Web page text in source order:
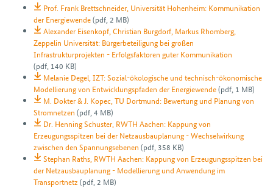
Prof. Frank Brettschneider, Universität Hohenheim: Kommunikation
der Energiewende(pdf, 2 MB)
Alexander Eisenkopf, Christian Burgdorf, Markus Rhomberg,
Zeppelin Universität: Bürgerbeteiligung bei großen
Infrastrukturprojekten - Erfolgsfaktoren guter Kommunikation
(pdf, 140 KB)
Melanie Degel, IZT: Sozial-ökologische und technisch-ökonomische
Modellierung von Entwicklungspfaden der Energiewende(pdf, 1 MB)
M. Dokter & J. Kopec, TU Dortmund: Bewertung und Planung von
Stromnetzen (pdf, 4 MB)
Dr. Henning Schuster, RWTH Aachen: Kappung von
Erzeugungsspitzen bei der Netzausbauplanung - Wechselwirkung
zwischen den Spannungsebenen (pdf, 358 KB)
Stephan Raths, RWTH Aachen: Kappung von Erzeugungsspitzen bei
der Netzausbauplanung - Modellierung und Anwendung im
Transportnetz (pdf, 2 MB)